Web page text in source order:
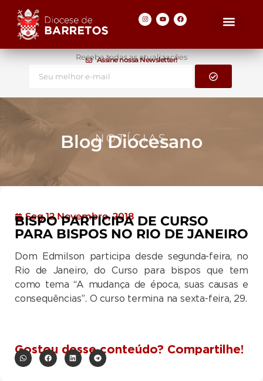
Assine nossa Newsletter!
Receba todas as atualizações
NOTÍCIAS
Blog Diocesano
Seg 12 Novembro, 2018
BISPO PARTICIPA DE CURSO
PARA BISPOS NO RIO DE JANEIRO
Dom Edmilson participa desde segunda-feira, no
Rio de Janeiro, do Curso para bispos que tem
como tema “A mudança de época, suas causas e
consequências”. O curso termina na sexta-feira, 29.
Gostou desse conteúdo? Compartilhe!